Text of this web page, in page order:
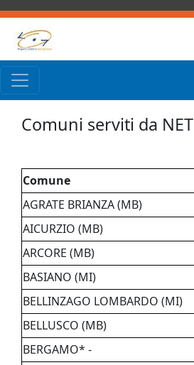
Comuni serviti da NET
Comune
AGRATE BRIANZA (MB)
AICURZIO (MB)
ARCORE (MB)
BASIANO (MI)
BELLINZAGO LOMBARDO (MI)
BELLUSCO (MB)
BERGAMO* -